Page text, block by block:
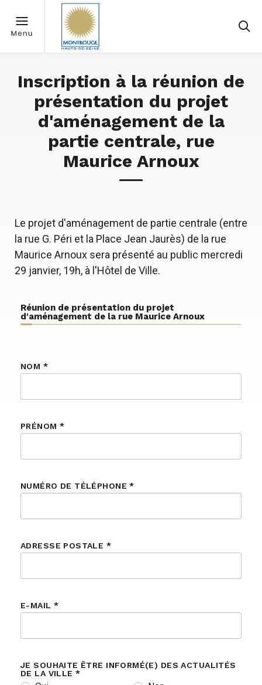
Inscription à la réunion de
présentation du projet
d'aménagement de la
partie centrale, rue
Maurice Arnoux
Le projet d'aménagement de partie centrale (entre
la rue G. Péri et la Place Jean Jaurès) de la rue
Maurice Arnoux sera présenté au public mercredi
29 janvier, 19h, à l'Hôtel de Ville.
Réunion de présentation du projet
d'aménagement de la rue Maurice Arnoux
NOM *
PRÉNOM *
NUMÉRO DE TÉLÉPHONE *
ADRESSE POSTALE *
E-MAIL *
JE SOUHAITE ÊTRE INFORMÉ(E) DES ACTUALITÉS
DE LA VILLE *